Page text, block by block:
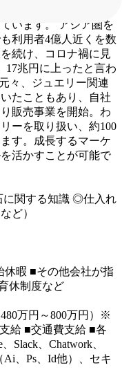
います。
アジア圏を
利用者4億人近くを数
続け、コロナ禍に見
17兆円に上ったと言わ
元々、ジュエリー関連
たこともあり、自社
販売事業を開始。わ
ーを取り扱い、約100
す。成長するマーケ
活かすことが可能で
関する知識 ◎仕入れ
ど）
休暇 ■その他会社が指
休制度など
万円～800万円）※
給 ■交通費支給 ■各
Slack、Chatwork、
、Ps、Id他）、セキ